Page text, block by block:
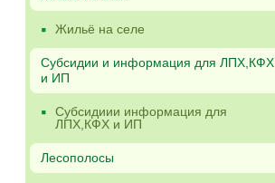
Жильё на селе
Субсидии и информация для ЛПХ,КФХ
и ИП
Субсидиии информация для
ЛПХ,КФХ и ИП
Лесополосы